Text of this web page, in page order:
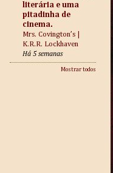
literária e uma
pitadinha de
cinema.
Mrs. Covington’s |
K.R.R. Lockhaven
Há 5 semanas
Mostrar todos